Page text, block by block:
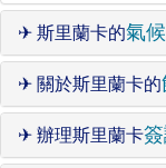
✈ 斯里蘭卡的氣候
✈ 關於斯里蘭卡的
✈ 辦理斯里蘭卡